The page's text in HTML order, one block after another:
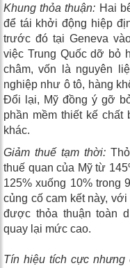
Khung thỏa thuận: Hai
để tái khởi động hiệp
trước đó tại Geneva
việc Trung Quốc dỡ bỏ
châm, vốn là nguyên
nghiệp như ô tô, hàng
Đổi lại, Mỹ đồng ý gỡ
phần mềm thiết kế chất
khác.
Giảm thuế tạm thời:
thuế quan của Mỹ từ
125% xuống 10% trong
củng cố cam kết này,
được thỏa thuận toàn
quay lại mức cao.
Tín hiệu tích cực nhưng